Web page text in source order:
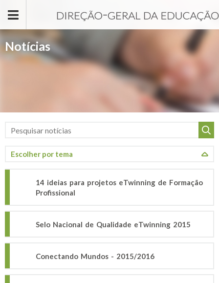
Notícias
14 ideias para projetos eTwinning de Formação
Profissional
Selo Nacional de Qualidade eTwinning 2015
Conectando Mundos - 2015/2016